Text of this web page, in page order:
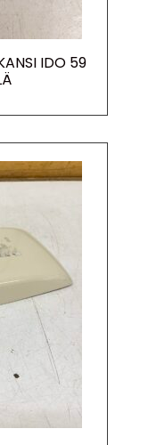
IDO 59